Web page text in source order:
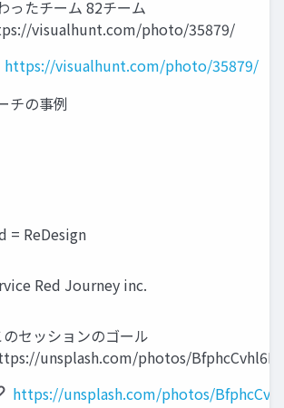
ったチーム 82チーム
visualhunt.com/photo/35879/
https://visualhunt.com/photo/35879/
チの事例
= ReDesign
Red Journey inc.
のセッションのゴール
unsplash.com/photos/BfphcCvhl6E
https://unsplash.com/photos/